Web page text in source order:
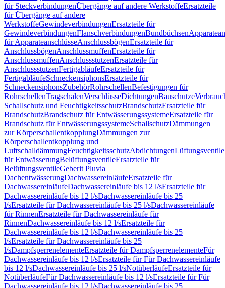
für SteckverbindungenÜbergänge auf andere WerkstoffeErsatzteile
für Übergänge auf andere
WerkstoffeGewindeverbindungenErsatzteile für
GewindeverbindungenFlanschverbindungenBundbüchsen
für ApparateanschlüsseAnschlussbögenErsatzteile für
AnschlussbögenAnschlussmuffenErsatzteile für
AnschlussmuffenAnschlussstutzenErsatzteile für
AnschlussstutzenFertigabläufeErsatzteile für
FertigabläufeSchneckensiphonsErsatzteile für
SchneckensiphonsZubehörRohrschellenBefestigungen für
RohrschellenTragschalenVerschlüsseDichtungenBauschutze
Schallschutz und FeuchtigkeitsschutzBrandschutzErsatzteile für
BrandschutzBrandschutz für EntwässerungssystemeErsatzteile für
Brandschutz für EntwässerungssystemeSchallschutzDämmungen
zur KörperschallentkopplungDämmungen zur
Körperschallentkopplung und
LuftschalldämmungFeuchtigkeitsschutzAbdichtungenLüftungsventile
für EntwässerungBelüftungsventileErsatzteile für
BelüftungsventileGeberit Pluvia
DachentwässerungDachwassereinläufeErsatzteile für
DachwassereinläufeDachwassereinläufe bis 12 l/sErsatzteile für
Dachwassereinläufe bis 12 l/sDachwassereinläufe bis 25
l/sErsatzteile für Dachwassereinläufe bis 25 l/sDachwassereinläufe
für RinnenErsatzteile für Dachwassereinläufe für
RinnenDachwassereinläufe bis 12 l/sErsatzteile für
Dachwassereinläufe bis 12 l/sDachwassereinläufe bis 25
l/sErsatzteile für Dachwassereinläufe bis 25
l/sDampfsperrenelementeErsatzteile für DampfsperrenelementeFür
Dachwassereinläufe bis 12 l/sErsatzteile für Für Dachwassereinläufe
bis 12 l/sDachwassereinläufe bis 25 l/sNotüberläufeErsatzteile für
NotüberläufeFür Dachwassereinläufe bis 12 l/sErsatzteile für Für
Dachwassereinläufe bis 12 l/sDachwassereinläufe bis 25